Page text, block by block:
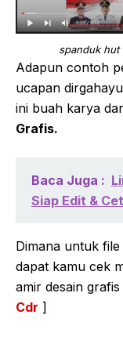
spanduk hut
Adapun contoh
ucapan
ini buah karya
Grafis.
Baca Juga :
Siap Edit &
Dimana untuk
dapat kamu cek
amir desain
Cdr ]